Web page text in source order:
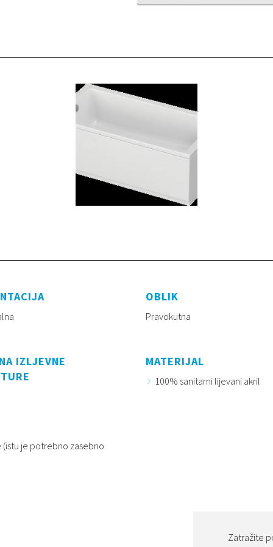
OBLIK
Pravokutna
IZLJEVNE
MATERIJAL
100% sanitarni lijevani akril
je potrebno zasebno
Zatražite